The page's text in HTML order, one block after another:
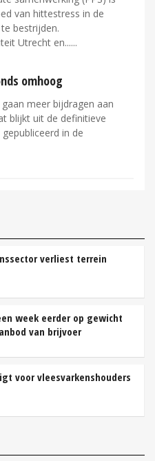
van hittestress in de
bestrijden.
Utrecht en...
omhoog
meer bijdragen aan
blijkt uit de definitieve
in de
verliest terrein
week eerder op gewicht
van brijvoer
voor vleesvarkenshouders